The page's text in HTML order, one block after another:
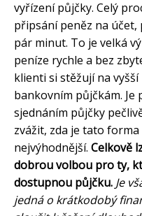
vyřízení půjčky. Celý
připsání peněz na
pár minut. To je velká
peníze rychle a bez
klienti si stěžují na
bankovním půjčkám.
sjednáním půjčky
zvážit, zda je tato
nejvýhodnější. Celkově
dobrou volbou pro ty,
dostupnou půjčku. Je
jedná o krátkodobý